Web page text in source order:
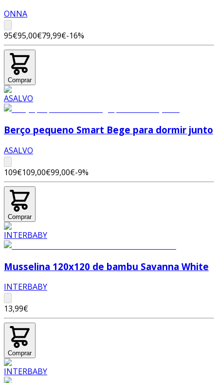
ONNA
95€95,00€79,99€-16%
Comprar
Berço pequeno Smart Bege para dormir junto
ASALVO
109€109,00€99,00€-9%
Comprar
Musselina 120x120 de bambu Savanna White
INTERBABY
13,99€
Comprar